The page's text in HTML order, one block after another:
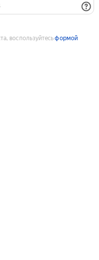
воспользуйтесьформой